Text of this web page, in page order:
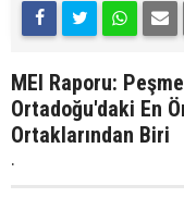
MEI Raporu:
Ortadoğu'daki En
Ortaklarından Biri
.